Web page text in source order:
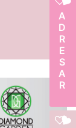
ADRESAR